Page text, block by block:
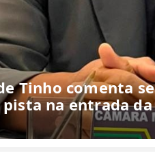
Tinho comenta
na entrada